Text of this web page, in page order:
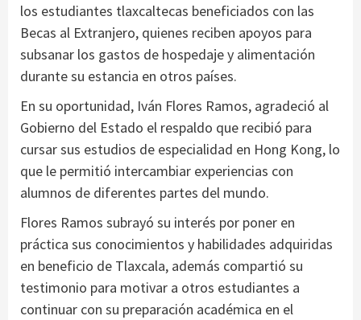
los estudiantes tlaxcaltecas beneficiados con las
Becas al Extranjero, quienes reciben apoyos para
subsanar los gastos de hospedaje y alimentación
durante su estancia en otros países.
En su oportunidad, Iván Flores Ramos, agradeció al
Gobierno del Estado el respaldo que recibió para
cursar sus estudios de especialidad en Hong Kong, lo
que le permitió intercambiar experiencias con
alumnos de diferentes partes del mundo.
Flores Ramos subrayó su interés por poner en
práctica sus conocimientos y habilidades adquiridas
en beneficio de Tlaxcala, además compartió su
testimonio para motivar a otros estudiantes a
continuar con su preparación académica en el